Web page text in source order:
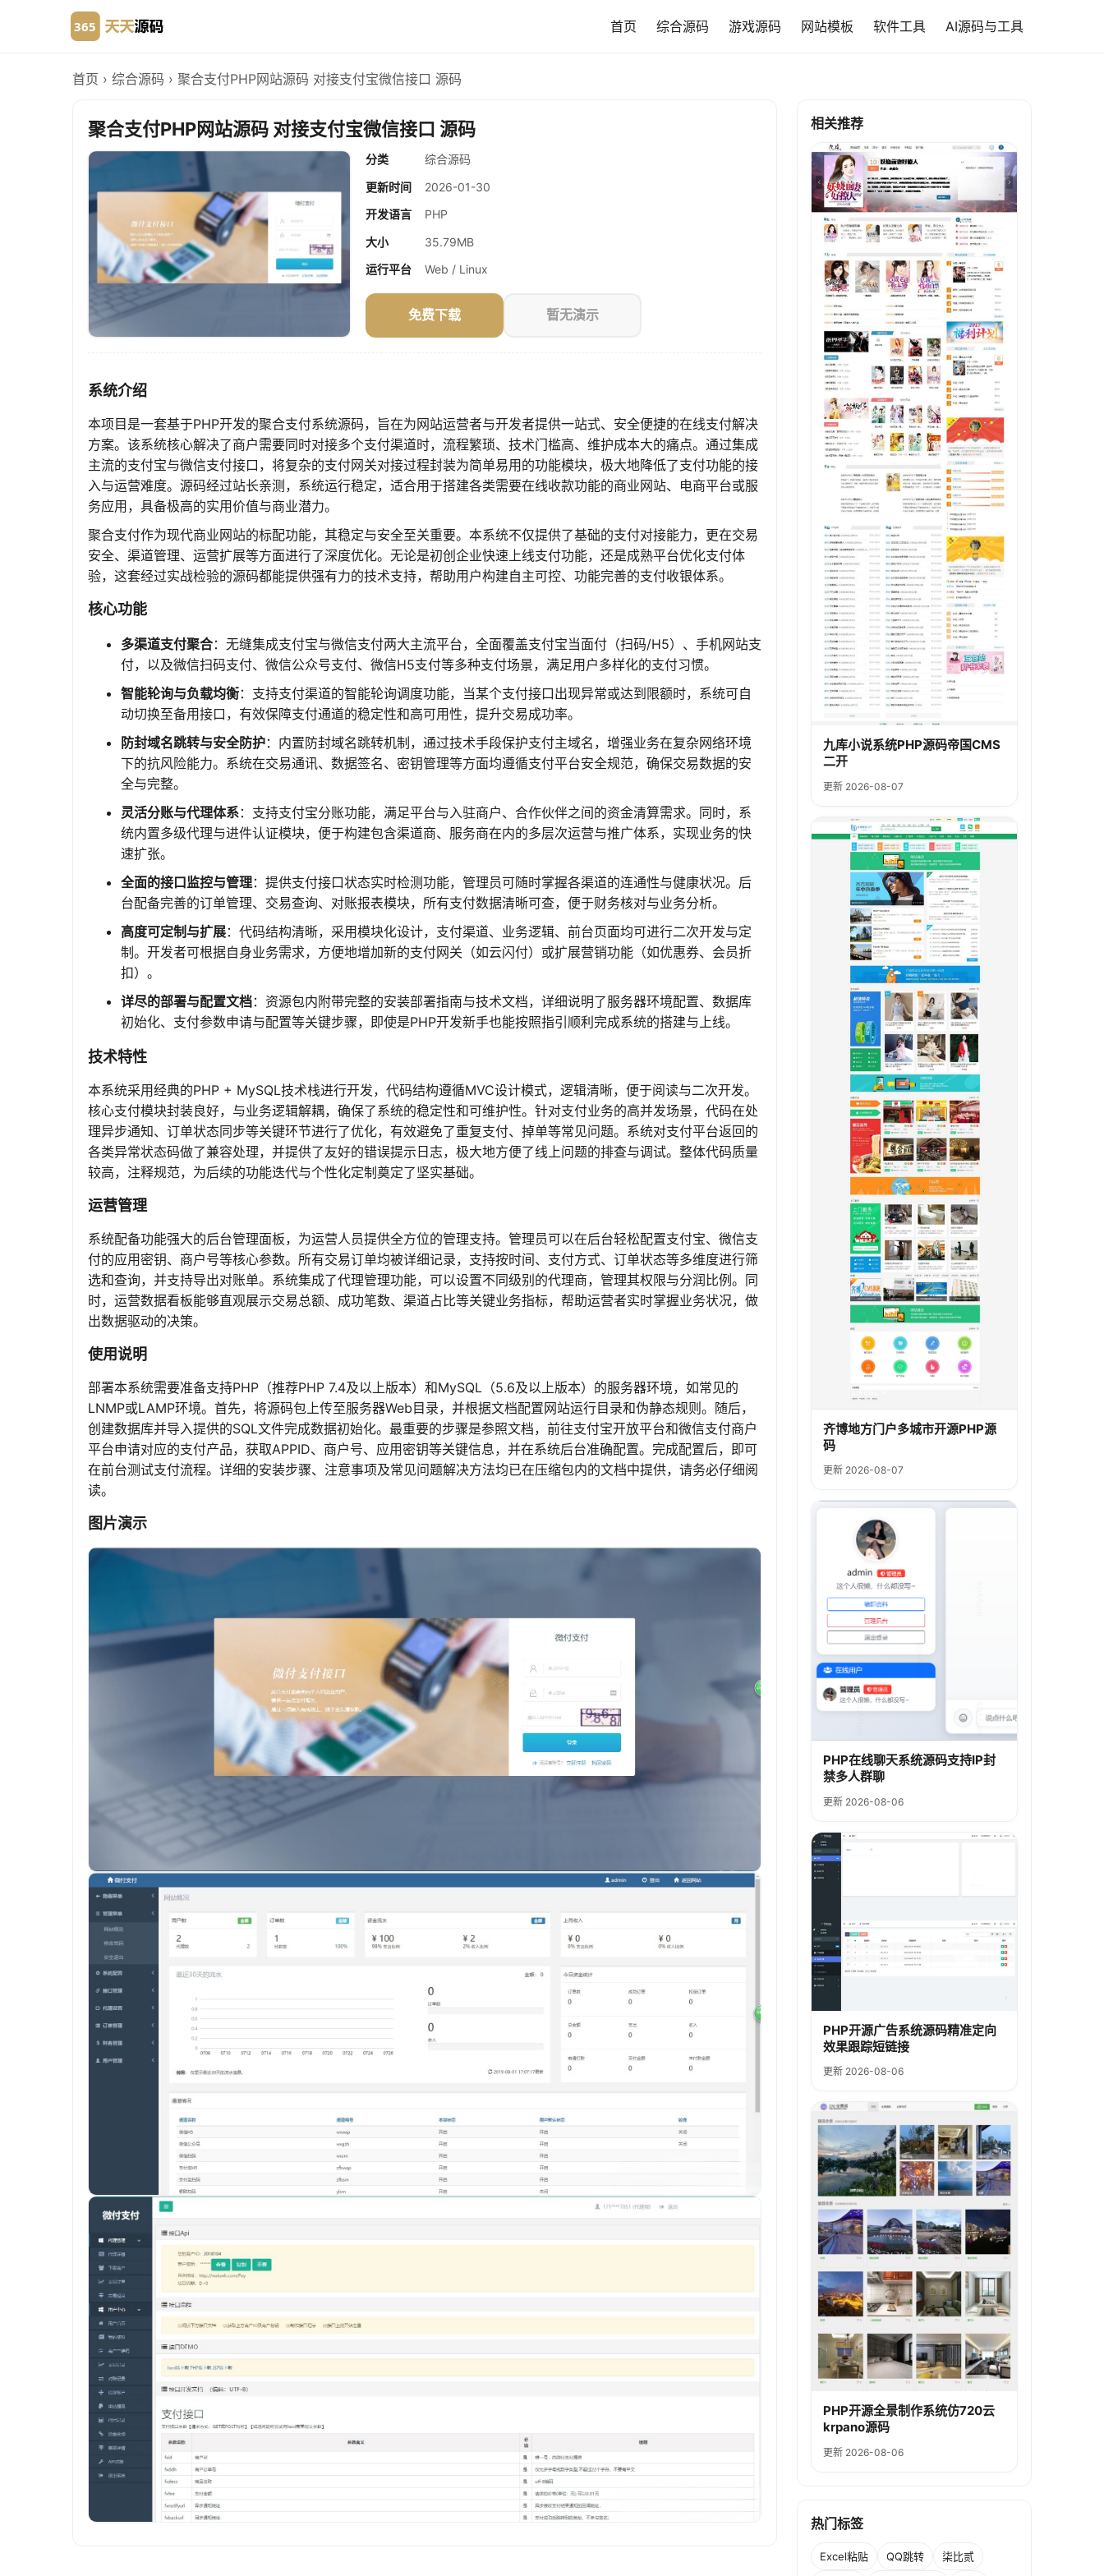
首页 综合源码 游戏源码 网站模板 软件工具 AI源码与工具
首页 › 综合源码 › 聚合支付PHP网站源码 对接支付宝微信接口 源码
聚合支付PHP网站源码 对接支付宝微信接口 源码
分类
综合源码
更新时间
2026-01-30
开发语言
PHP
大小
35.79MB
运行平台
Web / Linux
免费下载 暂无演示
系统介绍
本项目是一套基于PHP开发的聚合支付系统源码，旨在为网站运营者与开发者提供一站式、安全便捷的在线支付解决
方案。该系统核心解决了商户需要同时对接多个支付渠道时，流程繁琐、技术门槛高、维护成本大的痛点。通过集成
主流的支付宝与微信支付接口，将复杂的支付网关对接过程封装为简单易用的功能模块，极大地降低了支付功能的接
入与运营难度。源码经过站长亲测，系统运行稳定，适合用于搭建各类需要在线收款功能的商业网站、电商平台或服
务应用，具备极高的实用价值与商业潜力。
聚合支付作为现代商业网站的标配功能，其稳定与安全至关重要。本系统不仅提供了基础的支付对接能力，更在交易
安全、渠道管理、运营扩展等方面进行了深度优化。无论是初创企业快速上线支付功能，还是成熟平台优化支付体
验，这套经过实战检验的源码都能提供强有力的技术支持，帮助用户构建自主可控、功能完善的支付收银体系。
核心功能
多渠道支付聚合：无缝集成支付宝与微信支付两大主流平台，全面覆盖支付宝当面付（扫码/H5）、手机网站支
付，以及微信扫码支付、微信公众号支付、微信H5支付等多种支付场景，满足用户多样化的支付习惯。
智能轮询与负载均衡：支持支付渠道的智能轮询调度功能，当某个支付接口出现异常或达到限额时，系统可自
动切换至备用接口，有效保障支付通道的稳定性和高可用性，提升交易成功率。
防封域名跳转与安全防护：内置防封域名跳转机制，通过技术手段保护支付主域名，增强业务在复杂网络环境
下的抗风险能力。系统在交易通讯、数据签名、密钥管理等方面均遵循支付平台安全规范，确保交易数据的安
全与完整。
灵活分账与代理体系：支持支付宝分账功能，满足平台与入驻商户、合作伙伴之间的资金清算需求。同时，系
统内置多级代理与进件认证模块，便于构建包含渠道商、服务商在内的多层次运营与推广体系，实现业务的快
速扩张。
全面的接口监控与管理：提供支付接口状态实时检测功能，管理员可随时掌握各渠道的连通性与健康状况。后
台配备完善的订单管理、交易查询、对账报表模块，所有支付数据清晰可查，便于财务核对与业务分析。
高度可定制与扩展：代码结构清晰，采用模块化设计，支付渠道、业务逻辑、前台页面均可进行二次开发与定
制。开发者可根据自身业务需求，方便地增加新的支付网关（如云闪付）或扩展营销功能（如优惠券、会员折
扣）。
详尽的部署与配置文档：资源包内附带完整的安装部署指南与技术文档，详细说明了服务器环境配置、数据库
初始化、支付参数申请与配置等关键步骤，即使是PHP开发新手也能按照指引顺利完成系统的搭建与上线。
技术特性
本系统采用经典的PHP + MySQL技术栈进行开发，代码结构遵循MVC设计模式，逻辑清晰，便于阅读与二次开发。
核心支付模块封装良好，与业务逻辑解耦，确保了系统的稳定性和可维护性。针对支付业务的高并发场景，代码在处
理异步通知、订单状态同步等关键环节进行了优化，有效避免了重复支付、掉单等常见问题。系统对支付平台返回的
各类异常状态码做了兼容处理，并提供了友好的错误提示日志，极大地方便了线上问题的排查与调试。整体代码质量
较高，注释规范，为后续的功能迭代与个性化定制奠定了坚实基础。
运营管理
系统配备功能强大的后台管理面板，为运营人员提供全方位的管理支持。管理员可以在后台轻松配置支付宝、微信支
付的应用密钥、商户号等核心参数。所有交易订单均被详细记录，支持按时间、支付方式、订单状态等多维度进行筛
选和查询，并支持导出对账单。系统集成了代理管理功能，可以设置不同级别的代理商，管理其权限与分润比例。同
时，运营数据看板能够直观展示交易总额、成功笔数、渠道占比等关键业务指标，帮助运营者实时掌握业务状况，做
出数据驱动的决策。
使用说明
部署本系统需要准备支持PHP（推荐PHP 7.4及以上版本）和MySQL（5.6及以上版本）的服务器环境，如常见的
LNMP或LAMP环境。首先，将源码包上传至服务器Web目录，并根据文档配置网站运行目录和伪静态规则。随后，
创建数据库并导入提供的SQL文件完成数据初始化。最重要的步骤是参照文档，前往支付宝开放平台和微信支付商户
平台申请对应的支付产品，获取APPID、商户号、应用密钥等关键信息，并在系统后台准确配置。完成配置后，即可
在前台测试支付流程。详细的安装步骤、注意事项及常见问题解决方法均已在压缩包内的文档中提供，请务必仔细阅
读。
图片演示
相关推荐
九库小说系统PHP源码帝国CMS
二开
更新 2026-08-07
齐博地方门户多城市开源PHP源
码
更新 2026-08-07
PHP在线聊天系统源码支持IP封
禁多人群聊
更新 2026-08-06
PHP开源广告系统源码精准定向
效果跟踪短链接
更新 2026-08-06
PHP开源全景制作系统仿720云
krpano源码
更新 2026-08-06
热门标签
Excel粘贴 QQ跳转 柒比贰